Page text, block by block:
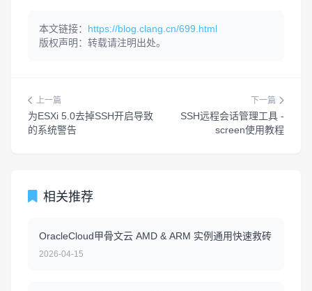
本文链接： https://blog.clang.cn/699.html
版权声明：转载请注明出处。
上一篇
为ESXi 5.0去掉SSH开启导致
的系统警告
下一篇
SSH远程会话管理工具 -
screen使用教程
相关推荐
OracleCloud甲骨文云 AMD & ARM 实例通用快速救砖
2026-04-15